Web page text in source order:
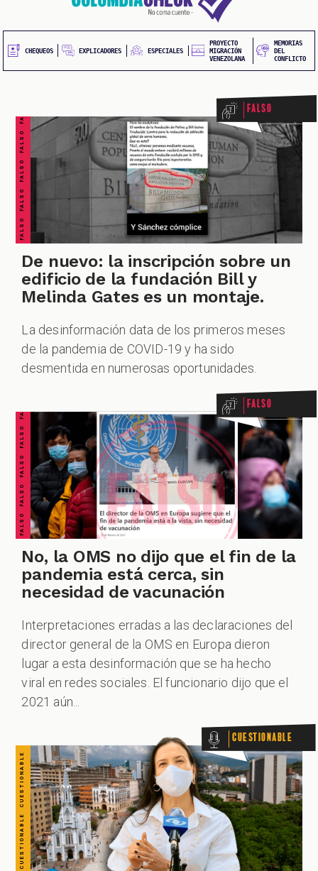
CHEQUEOS EXPLICADORES ESPECIALES
PROYECTO
MIGRACIÓN
VENEZOLANA
MEMORIAS
DEL
CONFLICTO
FALSO FALSO FALSO FALSO FALSO FALSO FALSO Falso
De nuevo: la inscripción sobre un
edificio de la fundación Bill y
Melinda Gates es un montaje.
La desinformación data de los primeros meses
de la pandemia de COVID-19 y ha sido
desmentida en numerosas oportunidades.
FALSO FALSO FALSO FALSO FALSO FALSO FALSO Falso
No, la OMS no dijo que el fin de la
pandemia está cerca, sin
necesidad de vacunación
Interpretaciones erradas a las declaraciones del
director general de la OMS en Europa dieron
lugar a esta desinformación que se ha hecho
viral en redes sociales. El funcionario dijo que el
2021 aún...
CUESTIONABLE CUESTIONABLE CUESTIONABLE CUESTIONABLE CUESTIONABLE CUESTIONABLE CUESTIONABLE Cuestionable